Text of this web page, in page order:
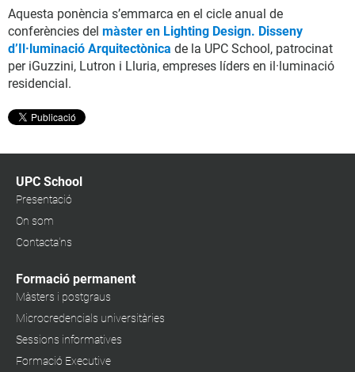
Aquesta ponència s’emmarca en el cicle anual de
conferències del màster en Lighting Design. Disseny
d’Il·luminació Arquitectònica de la UPC School, patrocinat
per iGuzzini, Lutron i Lluria, empreses líders en il·luminació
residencial.
UPC School
Presentació
On som
Contacta'ns
Formació permanent
Màsters i postgraus
Microcredencials universitàries
Sessions informatives
Formació Executive